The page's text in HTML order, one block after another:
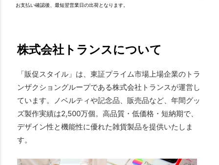
お支払い確認後、最短翌営業日の出荷となります。
株式会社トランスについて
「販促スタイル」は、東証プライム市場上場企業のトラ
ンザクショングループである株式会社トランスが運営し
ています。ノベルティや記念品、販売品など、年間グッ
ズ製作実績は2,500万個。高品質・低価格・短納期で、
デザイン性と機能性に優れた雑貨製品を提供いたしま
す。